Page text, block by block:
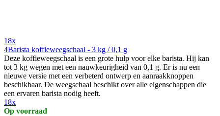
18x
4Barista koffieweegschaal - 3 kg / 0,1 g
Deze koffieweegschaal is een grote hulp voor elke barista. Hij kan
tot 3 kg wegen met een nauwkeurigheid van 0,1 g. Er is nu een
nieuwe versie met een verbeterd ontwerp en aanraakknoppen
beschikbaar. De weegschaal beschikt over alle eigenschappen die
een ervaren barista nodig heeft.
18x
Op voorraad